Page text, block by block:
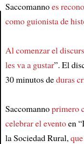
Saccomannoes
como guionista de
Al comenzar el
les va a gustar”. El
30 minutos deduras
Saccomannoprimero
celebrar el eventoen
la Sociedad Rural,